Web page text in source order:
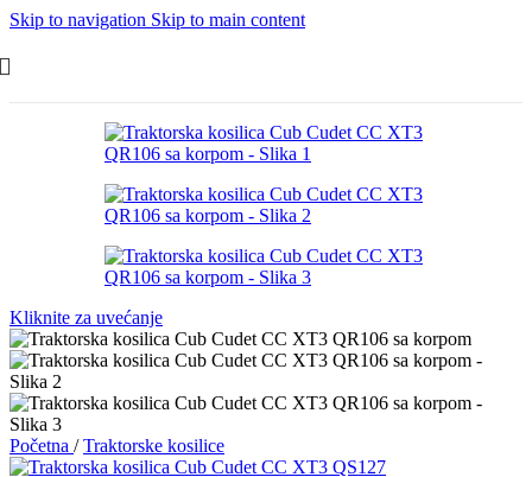
Skip to navigation Skip to main content
Kliknite za uvećanje
Početna / Traktorske kosilice